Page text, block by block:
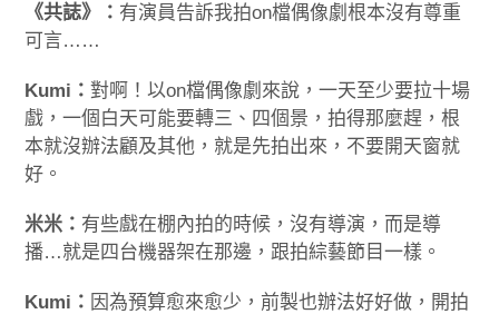
《共誌》： 有演員告訴我拍on檔偶像劇根本沒有尊重
可言……
Kumi：對啊！以on檔偶像劇來說，一天至少要拉十場
戲，一個白天可能要轉三、四個景，拍得那麼趕，根
本就沒辦法顧及其他，就是先拍出來，不要開天窗就
好。
米米： 有些戲在棚內拍的時候，沒有導演，而是導
播…就是四台機器架在那邊，跟拍綜藝節目一樣。
Kumi： 因為預算愈來愈少，前製也辦法好好做，開拍